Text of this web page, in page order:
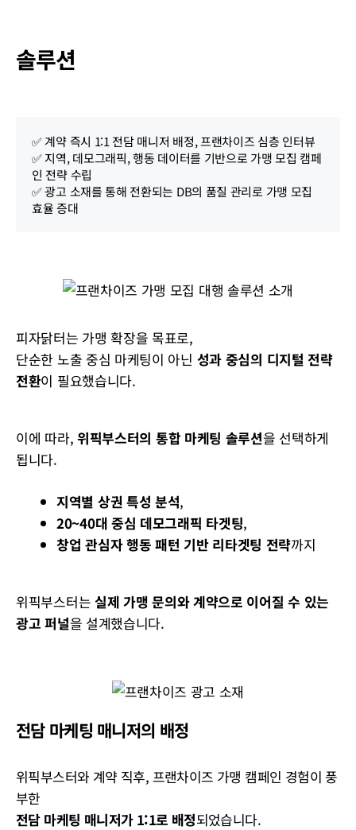
솔루션
✅ 계약 즉시 1:1 전담 매니저 배정, 프랜차이즈 심층 인터뷰
✅ 지역, 데모그래픽, 행동 데이터를 기반으로 가맹 모집 캠페
인 전략 수립
✅ 광고 소재를 통해 전환되는 DB의 품질 관리로 가맹 모집
효율 증대
피자닭터는 가맹 확장을 목표로,
단순한 노출 중심 마케팅이 아닌 성과 중심의 디지털 전략
전환이 필요했습니다.
이에 따라, 위픽부스터의 통합 마케팅 솔루션을 선택하게
됩니다.
지역별 상권 특성 분석,
20~40대 중심 데모그래픽 타겟팅,
창업 관심자 행동 패턴 기반 리타겟팅 전략까지
위픽부스터는 실제 가맹 문의와 계약으로 이어질 수 있는
광고 퍼널을 설계했습니다.
전담 마케팅 매니저의 배정
위픽부스터와 계약 직후, 프랜차이즈 가맹 캠페인 경험이 풍
부한
전담 마케팅 매니저가 1:1로 배정되었습니다.